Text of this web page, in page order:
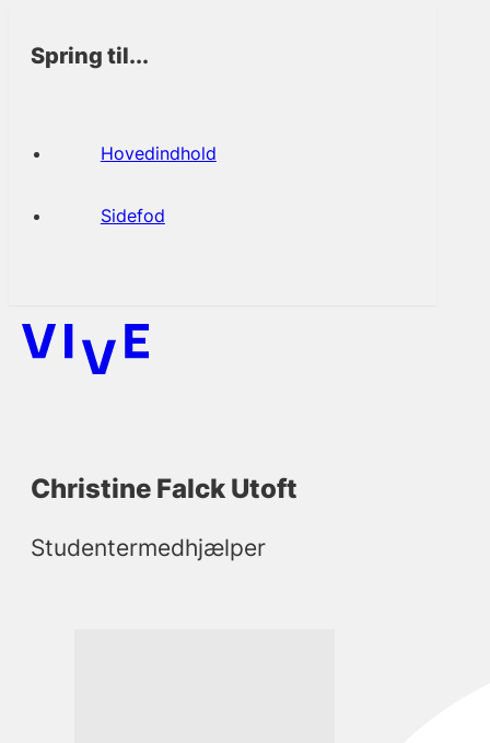
Spring til...
Hovedindhold
Sidefod
Christine Falck Utoft
Studentermedhjælper